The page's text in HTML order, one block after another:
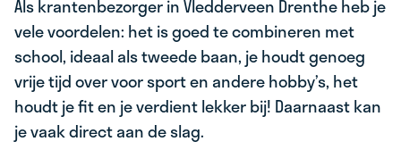
Als krantenbezorger in Vledderveen Drenthe heb je
vele voordelen: het is goed te combineren met
school, ideaal als tweede baan, je houdt genoeg
vrije tijd over voor sport en andere hobby’s, het
houdt je fit en je verdient lekker bij! Daarnaast kan
je vaak direct aan de slag.